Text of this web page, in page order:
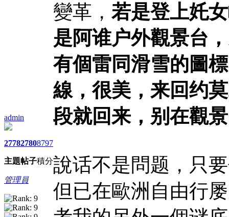
admin
2778
主題
2780
帖子
8797
積分
管理員
變革， 若是登上奼
是阿谁户外觀景台
有個雷同滑雪的圖
線，很美，来回约
段就回来，别在觀
說话不是問题，只
但已在歐洲自由行